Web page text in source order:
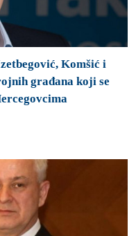
Komšić i
građana koji se